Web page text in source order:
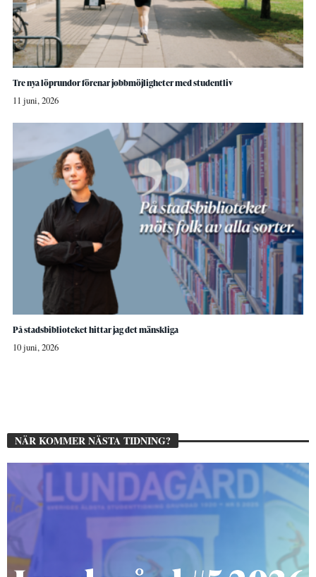
Tre nya löprundor förenar jobbmöjligheter med studentliv
11 juni, 2026
På stadsbiblioteket hittar jag det mänskliga
10 juni, 2026
NÄR KOMMER NÄSTA TIDNING?